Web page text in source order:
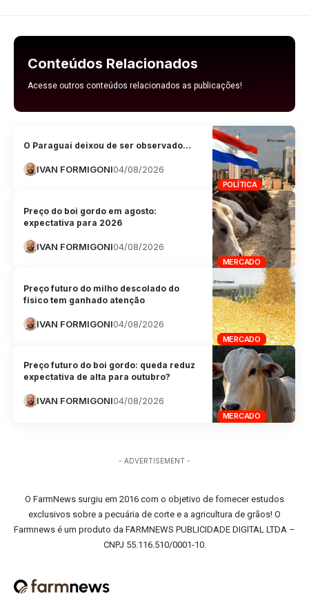
Conteúdos Relacionados
Acesse outros conteúdos relacionados as publicações!
POLÍTICA
O Paraguai deixou de ser observado…
IVAN FORMIGONI04/08/2026
MERCADO
Preço do boi gordo em agosto:
expectativa para 2026
IVAN FORMIGONI04/08/2026
MERCADO
Preço futuro do milho descolado do
físico tem ganhado atenção
IVAN FORMIGONI04/08/2026
MERCADO
Preço futuro do boi gordo: queda reduz
expectativa de alta para outubro?
IVAN FORMIGONI04/08/2026
- ADVERTISEMENT -
O FarmNews surgiu em 2016 com o objetivo de fornecer estudos
exclusivos sobre a pecuária de corte e a agricultura de grãos! O
Farmnews é um produto da FARMNEWS PUBLICIDADE DIGITAL LTDA –
CNPJ 55.116.510/0001-10.